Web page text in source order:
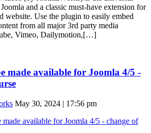
and a classic must-have extension for
website. Use the plugin to easily embed
from all major 3rd party media
Vimeo, Dailymotion,[…]
made available for Joomla 4/5 -
May 30, 2024 | 17:56 pm